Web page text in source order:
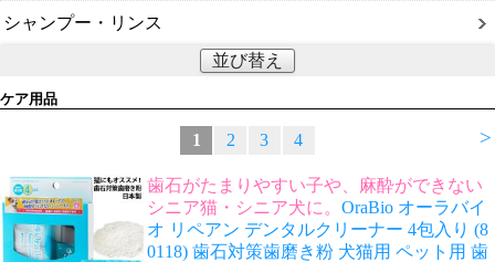
シャンプー・リンス
並び替え
ケア用品
>
1 2 3 4
歯石がたまりやすい子や、麻酔ができない
シニア猫・シニア犬に。 OraBio オーラバイ
オ リペアン デンタルクリーナー 4包入り (8
0118) 歯石対策歯磨き粉 犬猫用 ペット用 歯